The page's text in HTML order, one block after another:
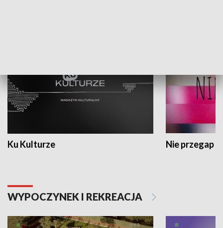
Ku Kulturze Nie przegap
WYPOCZYNEK I REKREACJA